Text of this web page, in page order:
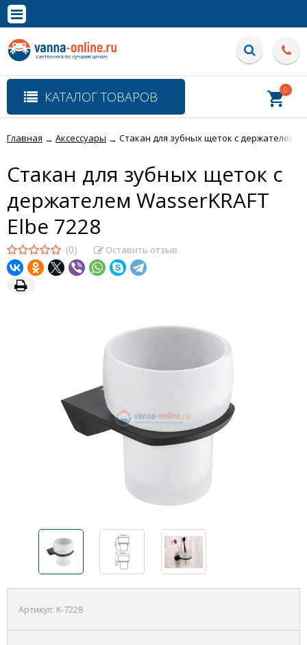
Полная версия сайта
КАТАЛОГ ТОВАРОВ 0
Главная → Аксессуары → Стакан для зубных щеток с держателем
Стакан для зубных щеток с
держателем WasserKRAFT
Elbe 7228
(0) Оставить отзыв
Артикул: K-7228